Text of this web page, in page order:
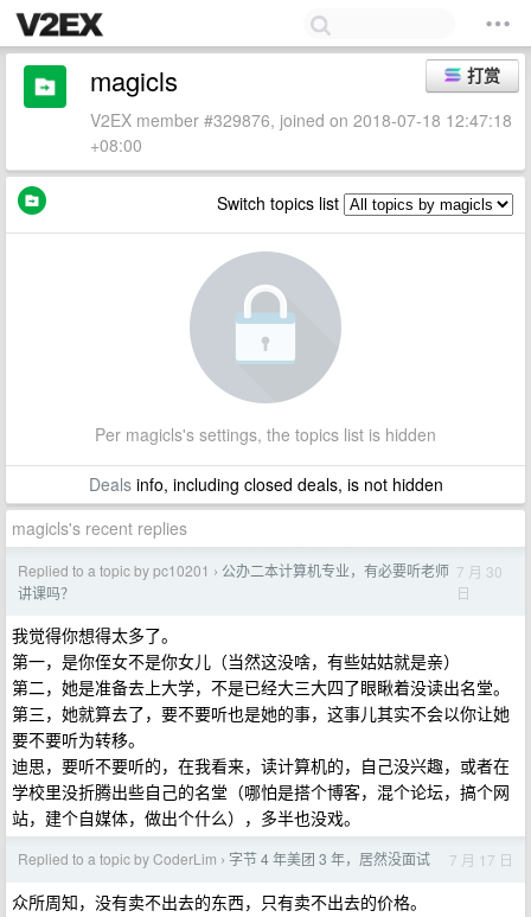
打赏
magicls
V2EX member #329876, joined on 2018-07-18 12:47:18
+08:00
Switch topics list
Per magicls's settings, the topics list is hidden
Dealsinfo, including closed deals, is not hidden
magicls's recent replies
Replied to a topic by pc10201 › 公办二本计算机专业，有必要听老师
讲课吗？
7 月 30
日
我觉得你想得太多了。
第一，是你侄女不是你女儿（当然这没啥，有些姑姑就是亲）
第二，她是准备去上大学，不是已经大三大四了眼瞅着没读出名堂。
第三，她就算去了，要不要听也是她的事，这事儿其实不会以你让她
要不要听为转移。
迪思，要听不要听的，在我看来，读计算机的，自己没兴趣，或者在
学校里没折腾出些自己的名堂（哪怕是搭个博客，混个论坛，搞个网
站，建个自媒体，做出个什么），多半也没戏。
Replied to a topic by CoderLim › 字节 4 年美团 3 年，居然没面试 7 月 17 日
众所周知，没有卖不出去的东西，只有卖不出去的价格。